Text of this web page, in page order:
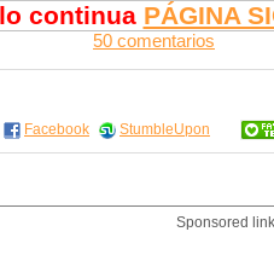
continua PÁGINA
50 comentarios
Facebook StumbleUpon
Sponsored